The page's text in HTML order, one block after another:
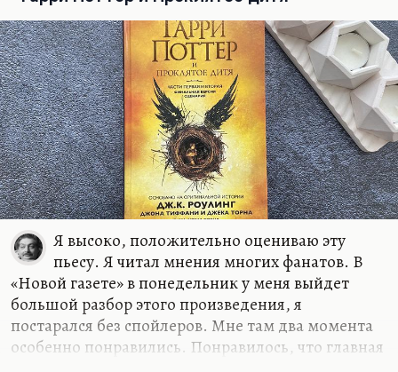
статью «Не могу молчать».
Я знал его как очень сильного публициста. Он
замечательно писал,…
Я высоко, положительно оцениваю эту
пьесу. Я читал мнения многих фанатов. В
«Новой газете» в понедельник у меня выйдет
большой разбор этого произведения, я
постарался без спойлеров. Мне там два момента
особенно понравились. Понравилось, что главная